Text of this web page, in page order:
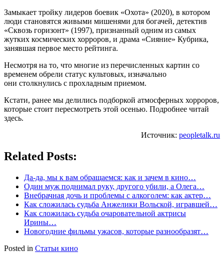
Замыкает тройку лидеров боевик «Охота» (2020), в котором
люди становятся живыми мишенями для богачей, детектив
«Сквозь горизонт» (1997), признанный одним из самых
жутких космических хорроров, и драма «Сияние» Кубрика,
занявшая первое место рейтинга.
Несмотря на то, что многие из перечисленных картин со
временем обрели статус культовых, изначально
они столкнулись с прохладным приемом.
Кстати, ранее мы делились подборкой атмосферных хорроров,
которые стоит пересмотреть этой осенью. Подробнее читай
здесь.
Источник: peopletalk.ru
Related Posts:
Да-да, мы к вам обращаемся: как и зачем в кино…
Один муж поднимал руку, другого убили, а Олега…
Внебрачная дочь и проблемы с алкоголем: как актер…
Как сложилась судьба Анжелики Вольской, игравшей…
Как сложилась судьба очаровательной актрисы
Ирины…
Новогодние фильмы ужасов, которые разнообразят…
Posted in Статьи кино